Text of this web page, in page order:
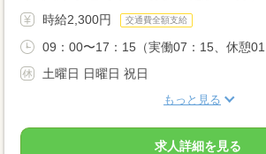
時給2,300円 交通費全額支給
09：00〜17：15（実働07：15、休憩01
土曜日 日曜日 祝日
もっと見る
求人詳細を見る